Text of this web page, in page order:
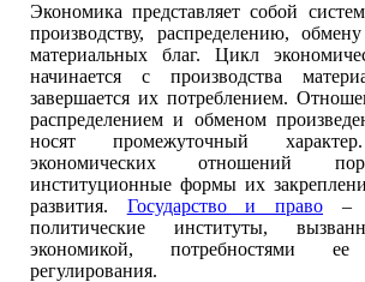
Экономика представляет собой
производству, распределению,
материальных благ. Цикл
начинается с производства
завершается их потреблением.
распределением и обменом
носят промежуточный
экономических отношений
институционные формы их
развития. Государство и право –
политические институты,
экономикой, потребностями
регулирования.